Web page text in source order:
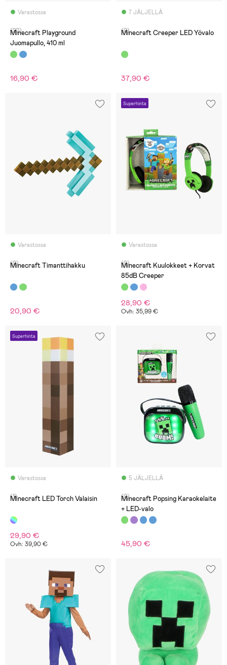
Varastossa
(20)
Minecraft Playground
Juomapullo, 410 ml
16,90 €
7 JÄLJELLÄ
(0)
Minecraft Creeper LED Yövalo
37,90 €
Varastossa
(0)
Minecraft Timanttihakku
20,90 €
Superhinta
Varastossa
(0)
Minecraft Kuulokkeet + Korvat
85dB Creeper
28,90 €
Ovh: 35,99 €
Superhinta
Varastossa
(1)
Minecraft LED Torch Valaisin
29,90 €
Ovh: 39,90 €
5 JÄLJELLÄ
(0)
Minecraft Popsing Karaokelaite
+ LED-valo
45,90 €